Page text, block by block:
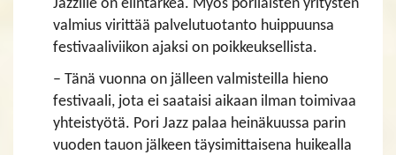
Jazzille on elintärkeä. Myös porilaisten yritysten
valmius virittää palvelutuotanto huippuunsa
festivaaliviikon ajaksi on poikkeuksellista.
– Tänä vuonna on jälleen valmisteilla hieno
festivaali, jota ei saataisi aikaan ilman toimivaa
yhteistyötä. Pori Jazz palaa heinäkuussa parin
vuoden tauon jälkeen täysimittaisena huikealla